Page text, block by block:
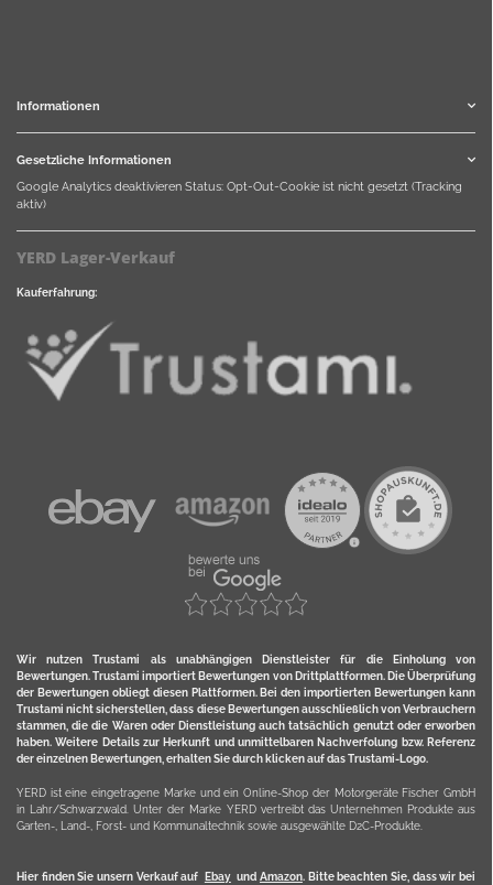
Informationen
Gesetzliche Informationen
Google Analytics deaktivieren Status: Opt-Out-Cookie ist nicht gesetzt (Tracking
aktiv)
YERD Lager-Verkauf
Kauferfahrung:
Wir nutzen Trustami als unabhängigen Dienstleister für die Einholung von
Bewertungen. Trustami importiert Bewertungen von Drittplattformen. Die Überprüfung
der Bewertungen obliegt diesen Plattformen. Bei den importierten Bewertungen kann
Trustami nicht sicherstellen, dass diese Bewertungen ausschließlich von Verbrauchern
stammen, die die Waren oder Dienstleistung auch tatsächlich genutzt oder erworben
haben. Weitere Details zur Herkunft und unmittelbaren Nachverfolung bzw. Referenz
der einzelnen Bewertungen, erhalten Sie durch klicken auf das Trustami-Logo.
YERD ist eine eingetragene Marke und ein Online-Shop der Motorgeräte Fischer GmbH
in Lahr/Schwarzwald. Unter der Marke YERD vertreibt das Unternehmen Produkte aus
Garten-, Land-, Forst- und Kommunaltechnik sowie ausgewählte D2C-Produkte.
Hier finden Sie unsern Verkauf auf Ebayund Amazon. Bitte beachten Sie, dass wir bei